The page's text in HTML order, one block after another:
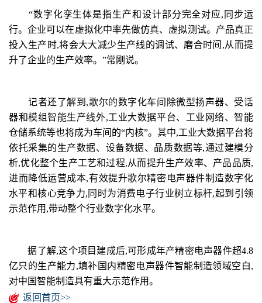
“数字化孪生体是指生产和设计部分完全对应,同步运
行。企业可以在虚拟化中率先做仿真、虚拟测试。产品真正
投入生产时,将会大大减少生产线的调试、磨合时间,从而提
升了企业的生产效率。”常刚说。
记者还了解到,歌尔的数字化车间除微型扬声器、受话
器和模组智能生产线外,工业大数据平台、工业网络、智能
仓储系统等也将成为车间的“内核”。其中,工业大数据平台将
依托采集的生产数据、设备数据、品质数据等,通过建模分
析,优化整个生产工艺和过程,从而提升生产效率、产品品质,
进而降低运营成本,有效提升歌尔精密电声器件制造数字化
水平和核心竞争力,同时为消费电子行业树立标杆,起到引领
示范作用,带动整个行业数字化水平。
据了解,这个项目建成后,可形成年产精密电声器件超4.8
亿只的生产能力,填补国内精密电声器件智能制造领域空白,
对中国智能制造具有重大示范作用。
返回首页>>